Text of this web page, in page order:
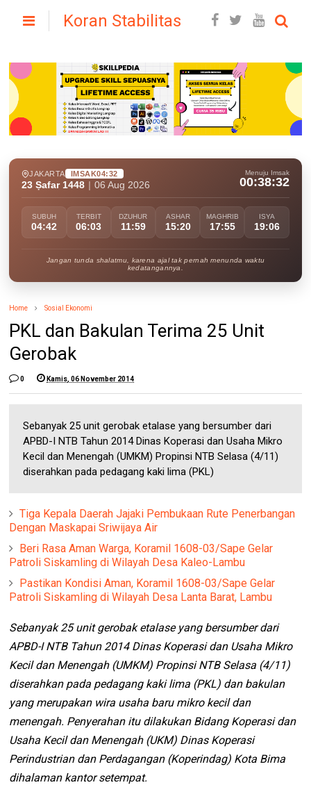
Koran Stabilitas
JAKARTA IMSAK04:32
23 Ṣafar 1448 06 Aug 2026
Menuju Imsak
00:38:31
SUBUH
04:42
TERBIT
06:03
DZUHUR
11:59
ASHAR
15:20
MAGHRIB
17:55
ISYA
19:06
Jangan tunda shalatmu, karena ajal tak pernah menunda waktu
kedatangannya.
Home Sosial Ekonomi
PKL dan Bakulan Terima 25 Unit
Gerobak
0 Kamis, 06 November 2014
Sebanyak 25 unit gerobak etalase yang bersumber dari
APBD-I NTB Tahun 2014 Dinas Koperasi dan Usaha Mikro
Kecil dan Menengah (UMKM) Propinsi NTB Selasa (4/11)
diserahkan pada pedagang kaki lima (PKL)
Tiga Kepala Daerah Jajaki Pembukaan Rute Penerbangan
Dengan Maskapai Sriwijaya Air
Beri Rasa Aman Warga, Koramil 1608-03/Sape Gelar
Patroli Siskamling di Wilayah Desa Kaleo-Lambu
Pastikan Kondisi Aman, Koramil 1608-03/Sape Gelar
Patroli Siskamling di Wilayah Desa Lanta Barat, Lambu
Sebanyak 25 unit gerobak etalase yang bersumber dari
APBD-I NTB Tahun 2014 Dinas Koperasi dan Usaha Mikro
Kecil dan Menengah (UMKM) Propinsi NTB Selasa (4/11)
diserahkan pada pedagang kaki lima (PKL) dan bakulan
yang merupakan wira usaha baru mikro kecil dan
menengah. Penyerahan itu dilakukan Bidang Koperasi dan
Usaha Kecil dan Menengah (UKM) Dinas Koperasi
Perindustrian dan Perdagangan (Koperindag) Kota Bima
dihalaman kantor setempat.